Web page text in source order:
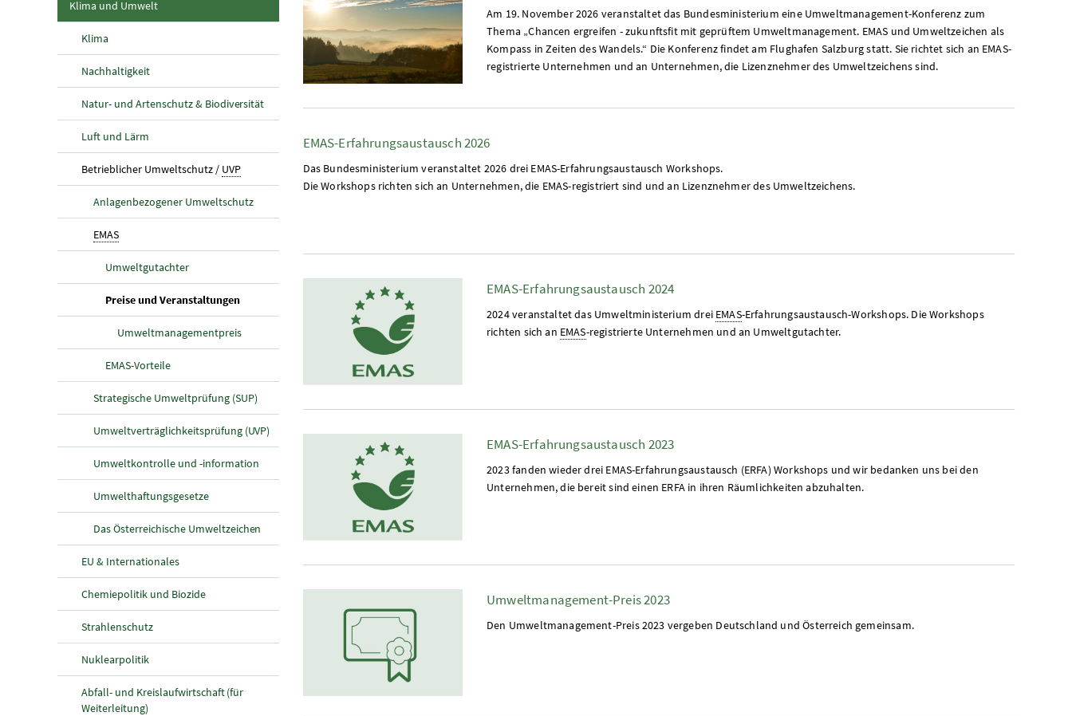
Klima und Umwelt(aktuelle Seite)
Klima
Nachhaltigkeit
Natur- und Artenschutz & Biodiversität
Luft und Lärm
Betrieblicher Umweltschutz / UVP(aktuelle Seite)
Anlagenbezogener Umweltschutz
EMAS(aktuelle Seite)
Umweltgutachter
Preise und Veranstaltungen(aktuelle Seite)
Umweltmanagementpreis
EMAS-Vorteile
Strategische Umweltprüfung (SUP)
Umweltverträglichkeitsprüfung (UVP)
Umweltkontrolle und -information
Umwelthaftungsgesetze
Das Österreichische Umweltzeichen
EU & Internationales
Chemiepolitik und Biozide
Strahlenschutz
Nuklearpolitik
Abfall- und Kreislaufwirtschaft (für
Weiterleitung)
Am 19. November 2026 veranstaltet das Bundesministerium eine Umweltmanagement-Konferenz zum
Thema „Chancen ergreifen - zukunftsfit mit geprüftem Umweltmanagement. EMAS und Umweltzeichen als
Kompass in Zeiten des Wandels.“ Die Konferenz findet am Flughafen Salzburg statt. Sie richtet sich an EMAS-
registrierte Unternehmen und an Unternehmen, die Lizenznehmer des Umweltzeichens sind.
EMAS-Erfahrungsaustausch 2026
Das Bundesministerium veranstaltet 2026 drei EMAS-Erfahrungsaustausch Workshops.
Die Workshops richten sich an Unternehmen, die EMAS-registriert sind und an Lizenznehmer des Umweltzeichens.
EMAS-Erfahrungsaustausch 2024
2024 veranstaltet das Umweltministerium drei EMAS-Erfahrungsaustausch-Workshops. DieWorkshops
richten sich an EMAS-registrierte Unternehmen und an Umweltgutachter.
EMAS-Erfahrungsaustausch 2023
2023 fanden wieder drei EMAS-Erfahrungsaustausch (ERFA) Workshops und wir bedanken uns bei den
Unternehmen, die bereit sind einen ERFA in ihren Räumlichkeiten abzuhalten.
Umweltmanagement-Preis 2023
Den Umweltmanagement-Preis 2023 vergeben Deutschland und Österreich gemeinsam.